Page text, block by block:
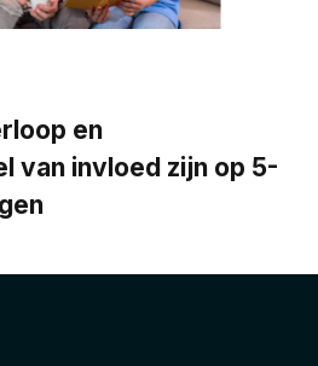
en
van invloed zijn op 5-